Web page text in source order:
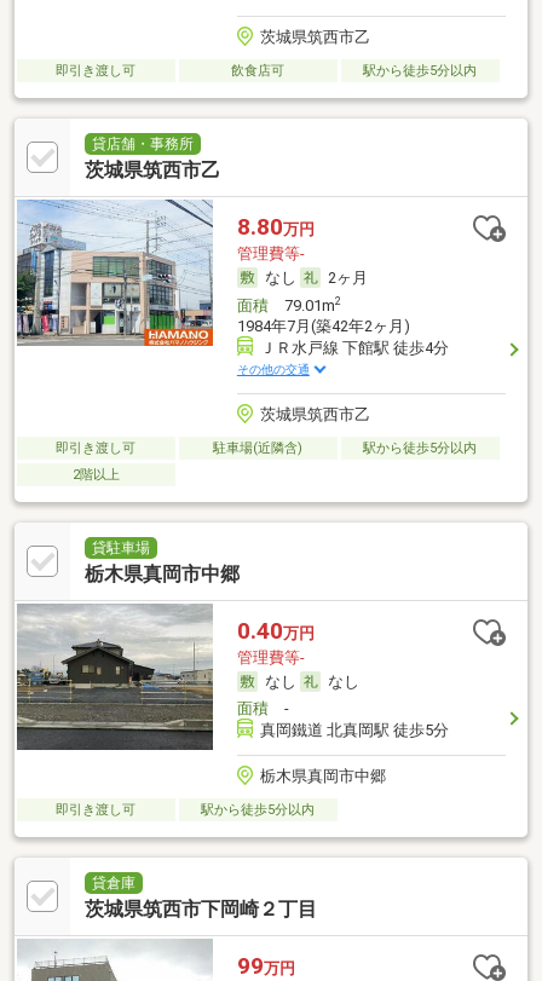
茨城県筑西市乙
即引き渡し可 飲食店可 駅から徒歩5分以内
貸店舗・事務所
茨城県筑西市乙
8.80万円
管理費等-
なし
2ヶ月
面積79.01m2
1984年7月(築42年2ヶ月)
ＪＲ水戸線 下館駅 徒歩4分
その他の交通
茨城県筑西市乙
即引き渡し可 駐車場(近隣含)
駅から徒歩5分以内
2階以上
貸駐車場
栃木県真岡市中郷
0.40万円
管理費等-
なし
なし
面積-
真岡鐵道 北真岡駅 徒歩5分
栃木県真岡市中郷
即引き渡し可 駅から徒歩5分以内
貸倉庫
茨城県筑西市下岡崎２丁目
99万円